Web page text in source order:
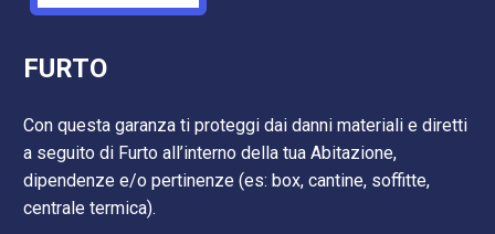
FURTO
Con questa garanza ti proteggi dai danni materiali e diretti
a seguito di Furto all’interno della tua Abitazione,
dipendenze e/o pertinenze (es: box, cantine, soffitte,
centrale termica).